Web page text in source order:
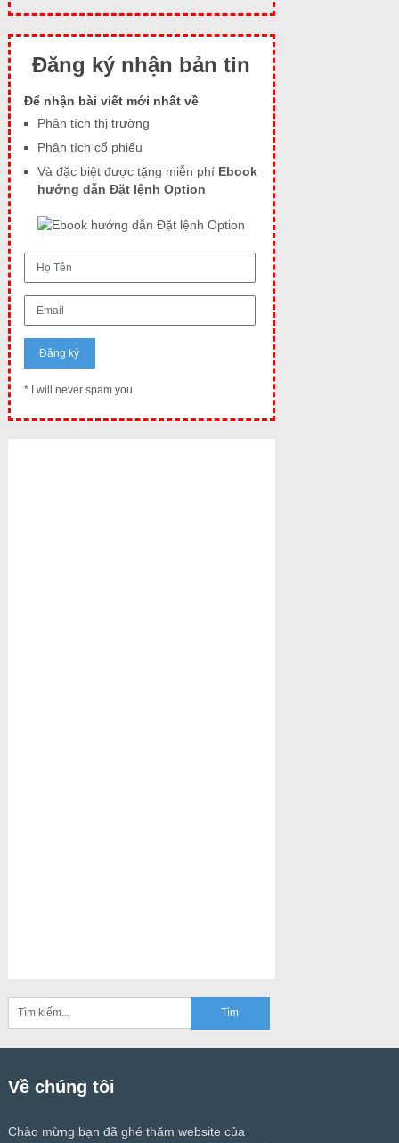
Đăng ký nhận bản tin
Để nhận bài viết mới nhất về
Phân tích thị trường
Phân tích cổ phiếu
Và đặc biệt được tặng miễn phí Ebook
hướng dẫn Đặt lệnh Option
* I will never spam you
Về chúng tôi
Chào mừng bạn đã ghé thăm website của